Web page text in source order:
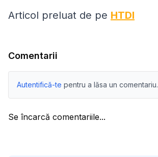
Articol preluat de pe HTDI
Comentarii
Autentifică-te pentru a lăsa un comentariu.
Se încarcă comentariile...